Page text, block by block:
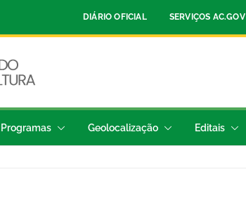
DIÁRIO OFICIAL SERVIÇOS AC.GOV
Programas Geolocalização Editais